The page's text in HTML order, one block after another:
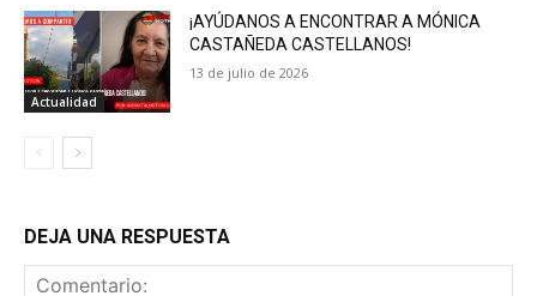
Actualidad
¡AYÚDANOS A ENCONTRAR A MÓNICA
CASTAÑEDA CASTELLANOS!
13 de julio de 2026
DEJA UNA RESPUESTA